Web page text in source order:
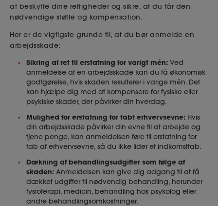
at beskytte dine rettigheder og sikre, at du får den
nødvendige støtte og kompensation.
Her er de vigtigste grunde til, at du bør anmelde en
arbejdsskade:
Sikring af ret til erstatning for varigt mén: Ved
anmeldelse af en arbejdsskade kan du få økonomisk
godtgørelse, hvis skaden resulterer i varige mén. Det
kan hjælpe dig med at kompensere for fysiske eller
psykiske skader, der påvirker din hverdag.
Mulighed for erstatning for tabt erhvervsevne: Hvis
din arbejdsskade påvirker din evne til at arbejde og
tjene penge, kan anmeldelsen føre til erstatning for
tab af erhvervsevne, så du ikke lider et indkomsttab.
Dækning af behandlingsudgifter som følge af
skaden: Anmeldelsen kan give dig adgang til at få
dækket udgifter til nødvendig behandling, herunder
fysioterapi, medicin, behandling hos psykolog eller
andre behandlingsomkostninger.